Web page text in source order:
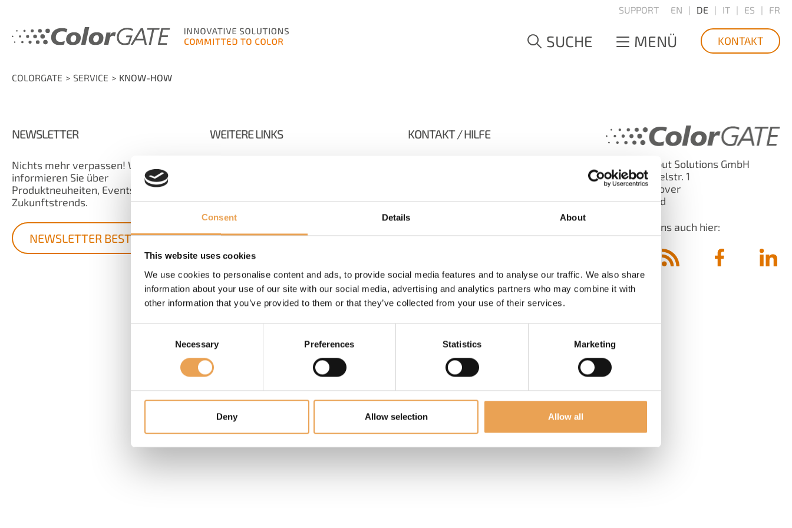
Consent Details About
This website uses cookies
We use cookies to personalise content and ads, to provide social media features and to analyse our traffic. We also share
information about your use of our site with our social media, advertising and analytics partners who may combine it with
other information that you’ve provided to them or that they’ve collected from your use of their services.
Necessary Preferences Statistics Marketing
Deny Allow selection Allow all
SUPPORT EN DE IT ES FR
SUCHE MENÜ KONTAKT
COLORGATE SERVICE KNOW-HOW
NEWSLETTER
Nichts mehr verpassen! Wir
informieren Sie über
Produktneuheiten, Events und
Zukunftstrends.
NEWSLETTER BESTELLEN
WEITERE LINKS
Impressum
Datenschutz
Nutzungsbedingungen
KONTAKT / HILFE
+49 511 94293-0
Digital Output Solutions GmbH
Große Düwelstr. 1
30171 Hannover
Deutschland
Sie finden uns auch hier: